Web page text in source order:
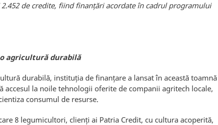
de credite, fiind finanțări acordate în cadrul programului
agricultură durabilă
durabilă, instituția de finanțare a lansat în această toamnă
la noile tehnologii oferite de companii agritech locale,
consumul de resurse.
8 legumicultori, clienți ai Patria Credit, cu cultura acoperită,